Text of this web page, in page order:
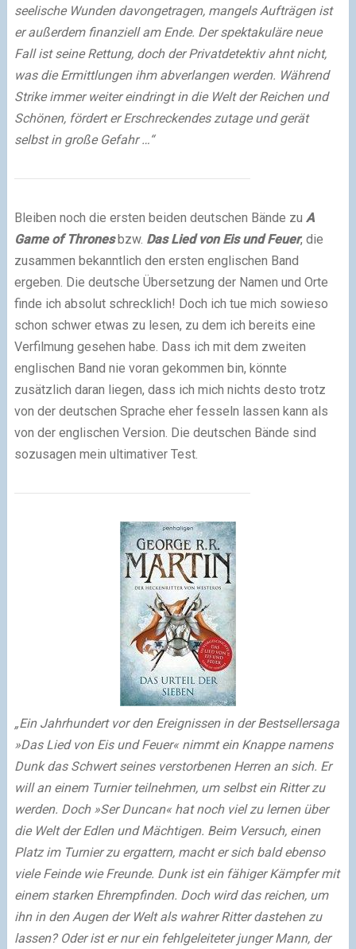
seelische Wunden davongetragen, mangels Aufträgen ist
er außerdem finanziell am Ende. Der spektakuläre neue
Fall ist seine Rettung, doch der Privatdetektiv ahnt nicht,
was die Ermittlungen ihm abverlangen werden. Während
Strike immer weiter eindringt in die Welt der Reichen und
Schönen, fördert er Erschreckendes zutage und gerät
selbst in große Gefahr …“
Bleiben noch die ersten beiden deutschen Bände zu A
Game of Thronesbzw. Das Lied von Eis und Feuer, die
zusammen bekanntlich den ersten englischen Band
ergeben. Die deutsche Übersetzung der Namen und Orte
finde ich absolut schrecklich! Doch ich tue mich sowieso
schon schwer etwas zu lesen, zu dem ich bereits eine
Verfilmung gesehen habe. Dass ich mit dem zweiten
englischen Band nie voran gekommen bin, könnte
zusätzlich daran liegen, dass ich mich nichts desto trotz
von der deutschen Sprache eher fesseln lassen kann als
von der englischen Version. Die deutschen Bände sind
sozusagen mein ultimativer Test.
„Ein Jahrhundert vor den Ereignissen in der Bestsellersaga
»Das Lied von Eis und Feuer« nimmt ein Knappe namens
Dunk das Schwert seines verstorbenen Herren an sich. Er
will an einem Turnier teilnehmen, um selbst ein Ritter zu
werden. Doch »Ser Duncan« hat noch viel zu lernen über
die Welt der Edlen und Mächtigen. Beim Versuch, einen
Platz im Turnier zu ergattern, macht er sich bald ebenso
viele Feinde wie Freunde. Dunk ist ein fähiger Kämpfer mit
einem starken Ehrempfinden. Doch wird das reichen, um
ihn in den Augen der Welt als wahrer Ritter dastehen zu
lassen? Oder ist er nur ein fehlgeleiteter junger Mann, der